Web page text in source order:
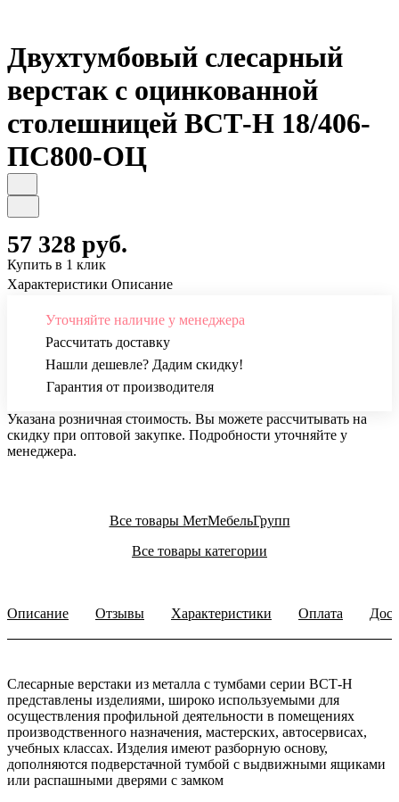
Двухтумбовый слесарный
верстак с оцинкованной
столешницей ВСТ-Н 18/406-
ПС800-ОЦ
57 328 руб.
Купить в 1 клик
Характеристики Описание
Уточняйте наличие у менеджера
Рассчитать доставку
Нашли дешевле? Дадим скидку!
Гарантия от производителя
Указана розничная стоимость. Вы можете рассчитывать на
скидку при оптовой закупке. Подробности уточняйте у
менеджера.
Все товары МетМебельГрупп
Все товары категории
Описание Отзывы Характеристики Оплата
Слесарные верстаки из металла с тумбами серии ВСТ-Н
представлены изделиями, широко используемыми для
осуществления профильной деятельности в помещениях
производственного назначения, мастерских, автосервисах,
учебных классах. Изделия имеют разборную основу,
дополняются подверстачной тумбой с выдвижными ящиками
или распашными дверями с замком